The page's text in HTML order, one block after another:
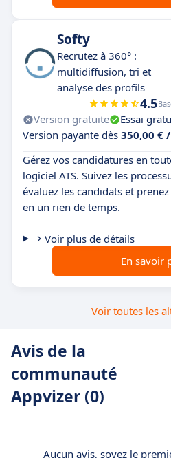
Softy
Recrutez à 360° :
multidiffusion, tri et
analyse des profils
4.5
Version gratuite Essai
Version payante dès 350,00 €
Gérez vos candidatures en
logiciel ATS. Suivez les
évaluez les candidats et
en un rien de temps.
Voir plus de détails
En savoir
Voir toutes les
Avis de la
communauté
Appvizer (0)
Aucun avis, soyez le